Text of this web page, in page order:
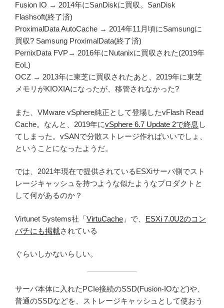
Fusion IO → 2014年にSanDiskに買収。SanDisk
Flashsoft(終了済)
ProximalData AutoCache → 2014年11月頃にSamsungに
買収? Samsung ProximalData(終了済)
PernixData FVP→ 2016年にNutanixに買収された(2019年
EoL)
OCZ → 2013年に東芝に買収されたあと、2019年に東芝
メモリがKIOXIAになったが、移管されなかった?
また、VMware vSphere純正として登場したvFlash Read
Cache。なんと、2019年にvSphere 6.7 Update 2で終息 し
てしまった。vSANで分散ストレージ作ればいいでしょ、
ということになったようだ。
では、2021年現在で提供されているESXiサーバ側でスト
レージキャッシュを持つような似たようなプロダクトと
して何があるのか？
Virtunet Systems社「VirtuCache 」で、 ESXi 7.0U2のコン
パチにも掲載されている
ぐらいしかないらしい。
サーバ本体に入れたPCIe接続のSSD(Fusion-IOなど)や、
普通のSSDなどを、ストレージキャッシュとして使おう